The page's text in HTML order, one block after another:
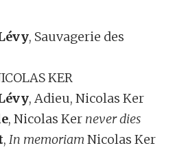
, Sauvagerie des
KER
, Adieu, Nicolas Ker
, Nicolas Ker never dies
, In memoriam Nicolas Ker